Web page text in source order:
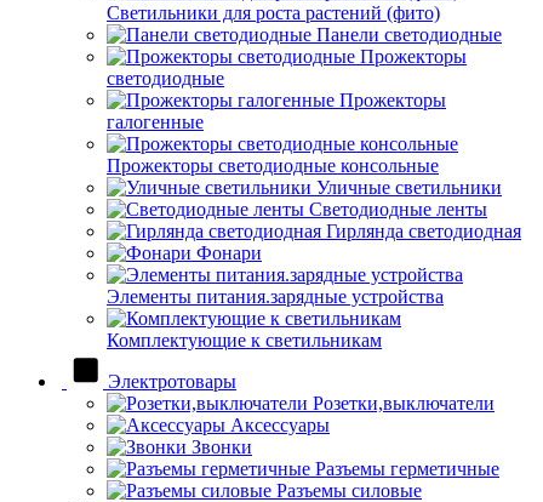
Светильники для роста растений (фито)
Панели светодиодные
Прожекторы
светодиодные
Прожекторы
галогенные
Прожекторы светодиодные консольные
Уличные светильники
Светодиодные ленты
Гирлянда светодиодная
Фонари
Элементы питания.зарядные устройства
Комплектующие к светильникам
Электротовары
Розетки,выключатели
Аксессуары
Звонки
Разъемы герметичные
Разъемы силовые